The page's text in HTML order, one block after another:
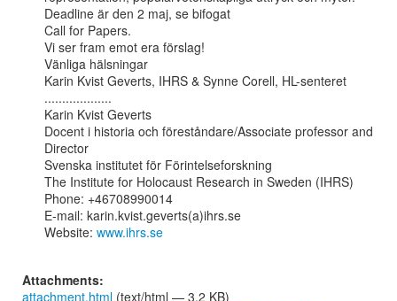
Deadline är den 2 maj, se bifogat
Call for Papers.
Vi ser fram emot era förslag!
Vänliga hälsningar
Karin Kvist Geverts, IHRS & Synne Corell, HL-senteret
...................
Karin Kvist Geverts
Docent i historia och föreståndare/Associate professor and
Director
Svenska institutet för Förintelseforskning
The Institute for Holocaust Research in Sweden (IHRS)
Phone: +46708990014
E-mail: karin.kvist.geverts(a)ihrs.se
Website: www.ihrs.se
Attachments:
attachment.html (text/html — 3.2 KB)